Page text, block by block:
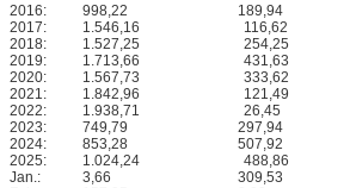
2016: 998,22 189,94
2017:
1.546,16 116,62
2018:
1.527,25 254,25
2019:
1.713,66 431,63
2020:
1.567,73 333,62
2021:
1.842,96 121,49
2022:
1.938,71 26,45
2023:
749,79 297,94
2024:
853,28 507,92
2025:
1.024,24 488,86
Jan.:
3,66 309,53